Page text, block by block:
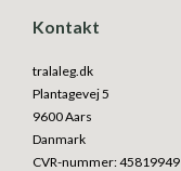
Kontakt
tralaleg.dk
Plantagevej 5
9600 Aars
Danmark
CVR-nummer:45819949